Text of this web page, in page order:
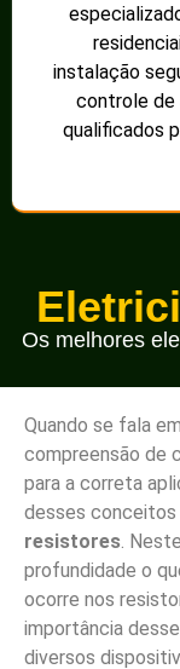
instalação
controle de
qualificados
Os melhores
Quando se fala
compreensão de
para a correta
desses conceitos
resistores.
profundidade o
ocorre nos
importância
diversos